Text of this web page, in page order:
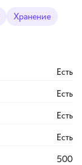
Хранение
Есть
Есть
Есть
Есть
500